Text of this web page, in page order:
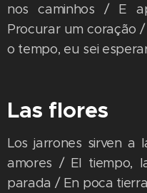
nos caminhos / E
Procurar um coração
o tempo, eu sei
Las flores
Los jarrones sirven a
amores / El tiempo,
parada / En poca